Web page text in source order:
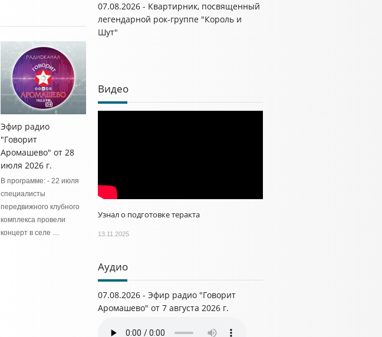
Эфир радио
"Говорит
Аромашево" от 28
июля 2026 г.
В программе: - 22 июля
специалисты
передвижного клубного
комплекса провели
концерт в селе …
07.08.2026 - Квартирник, посвященный
легендарной рок-группе "Король и
Шут"
Видео
Узнал о подготовке теракта
13.11.2025
Аудио
07.08.2026 - Эфир радио "Говорит
Аромашево" от 7 августа 2026 г.